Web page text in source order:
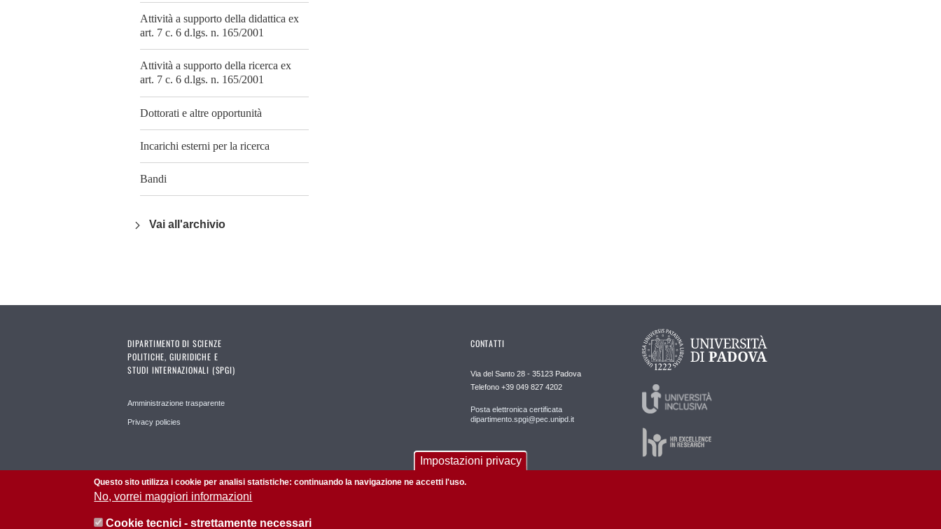
Attività a supporto della didattica ex
art. 7 c. 6 d.lgs. n. 165/2001
Attività a supporto della ricerca ex
art. 7 c. 6 d.lgs. n. 165/2001
Dottorati e altre opportunità
Incarichi esterni per la ricerca
Bandi
Vai all'archivio
DIPARTIMENTO DI SCIENZE
POLITICHE, GIURIDICHE E
STUDI INTERNAZIONALI (SPGI)
Amministrazione trasparente
Privacy policies
CONTATTI
Via del Santo 28 - 35123 Padova
Telefono +39 049 827 4202
Posta elettronica certificata
dipartimento.spgi@pec.unipd.it
Impostazioni privacy
Questo sito utilizza i cookie per analisi statistiche: continuando la navigazione ne accetti l'uso.
No, vorrei maggiori informazioni
Cookie tecnici - strettamente necessari